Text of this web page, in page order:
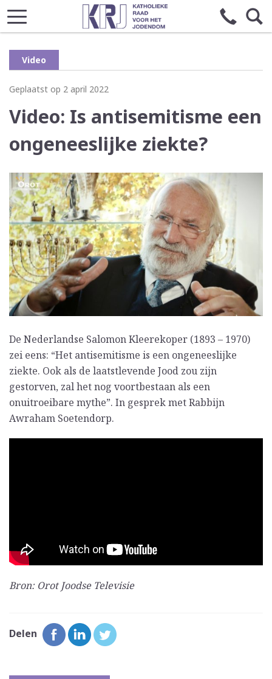
Video
Geplaatst op 2 april 2022
Video: Is antisemitisme een
ongeneeslijke ziekte?
De Nederlandse Salomon Kleerekoper (1893 – 1970)
zei eens: “Het antisemitisme is een ongeneeslijke
ziekte. Ook als de laatstlevende Jood zou zijn
gestorven, zal het nog voortbestaan als een
onuitroeibare mythe”. In gesprek met Rabbijn
Awraham Soetendorp.
Bron: Orot Joodse Televisie
Delen